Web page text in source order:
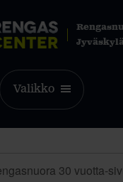
Valikko
30 vuotta-